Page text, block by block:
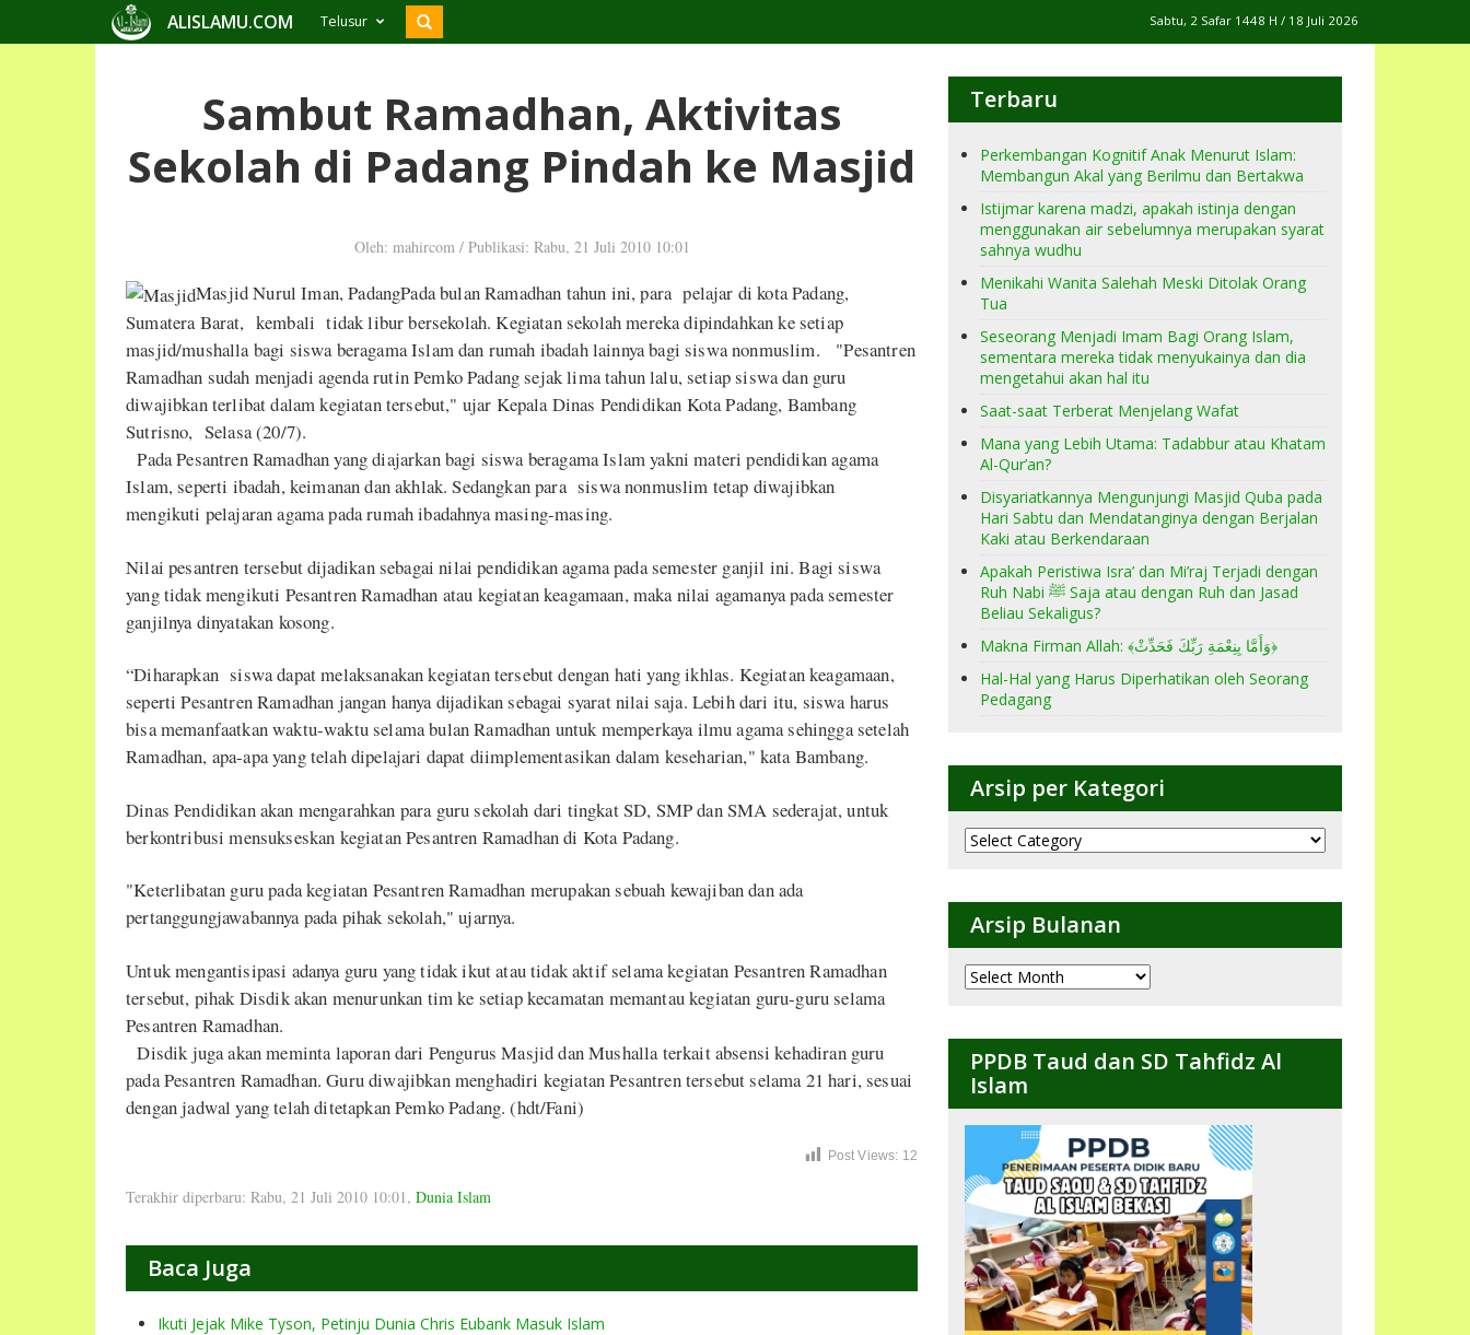
ALISLAMU.COM Telusur Sabtu, 2 Safar 1448 H / 18 Juli 2026
Sambut Ramadhan, Aktivitas
Sekolah di Padang Pindah ke Masjid
Oleh: mahircom / Publikasi: Rabu, 21 Juli 2010 10:01
Masjid Nurul Iman, PadangPada bulan Ramadhan tahun ini, para pelajar di kota Padang,
Sumatera Barat, kembali tidak libur bersekolah. Kegiatan sekolah mereka dipindahkan ke setiap
masjid/mushalla bagi siswa beragama Islam dan rumah ibadah lainnya bagi siswa nonmuslim. "Pesantren
Ramadhan sudah menjadi agenda rutin Pemko Padang sejak lima tahun lalu, setiap siswa dan guru
diwajibkan terlibat dalam kegiatan tersebut," ujar Kepala Dinas Pendidikan Kota Padang, Bambang
Sutrisno, Selasa (20/7).
Pada Pesantren Ramadhan yang diajarkan bagi siswa beragama Islam yakni materi pendidikan agama
Islam, seperti ibadah, keimanan dan akhlak. Sedangkan para siswa nonmuslim tetap diwajibkan
mengikuti pelajaran agama pada rumah ibadahnya masing-masing.
Nilai pesantren tersebut dijadikan sebagai nilai pendidikan agama pada semester ganjil ini. Bagi siswa
yang tidak mengikuti Pesantren Ramadhan atau kegiatan keagamaan, maka nilai agamanya pada semester
ganjilnya dinyatakan kosong.
“Diharapkan siswa dapat melaksanakan kegiatan tersebut dengan hati yang ikhlas. Kegiatan keagamaan,
seperti Pesantren Ramadhan jangan hanya dijadikan sebagai syarat nilai saja. Lebih dari itu, siswa harus
bisa memanfaatkan waktu-waktu selama bulan Ramadhan untuk memperkaya ilmu agama sehingga setelah
Ramadhan, apa-apa yang telah dipelajari dapat diimplementasikan dalam keseharian," kata Bambang.
Dinas Pendidikan akan mengarahkan para guru sekolah dari tingkat SD, SMP dan SMA sederajat, untuk
berkontribusi mensukseskan kegiatan Pesantren Ramadhan di Kota Padang.
"Keterlibatan guru pada kegiatan Pesantren Ramadhan merupakan sebuah kewajiban dan ada
pertanggungjawabannya pada pihak sekolah," ujarnya.
Untuk mengantisipasi adanya guru yang tidak ikut atau tidak aktif selama kegiatan Pesantren Ramadhan
tersebut, pihak Disdik akan menurunkan tim ke setiap kecamatan memantau kegiatan guru-guru selama
Pesantren Ramadhan.
Disdik juga akan meminta laporan dari Pengurus Masjid dan Mushalla terkait absensi kehadiran guru
pada Pesantren Ramadhan. Guru diwajibkan menghadiri kegiatan Pesantren tersebut selama 21 hari, sesuai
dengan jadwal yang telah ditetapkan Pemko Padang. (hdt/Fani)
Post Views: 12
Terakhir diperbaru: Rabu, 21 Juli 2010 10:01, Dunia Islam
Baca Juga
Ikuti Jejak Mike Tyson, Petinju Dunia Chris Eubank Masuk Islam
Terbaru
Perkembangan Kognitif Anak Menurut Islam:
Membangun Akal yang Berilmu dan Bertakwa
Istijmar karena madzi, apakah istinja dengan
menggunakan air sebelumnya merupakan syarat
sahnya wudhu
Menikahi Wanita Salehah Meski Ditolak Orang
Tua
Seseorang Menjadi Imam Bagi Orang Islam,
sementara mereka tidak menyukainya dan dia
mengetahui akan hal itu
Saat-saat Terberat Menjelang Wafat
Mana yang Lebih Utama: Tadabbur atau Khatam
Al-Qur’an?
Disyariatkannya Mengunjungi Masjid Quba pada
Hari Sabtu dan Mendatanginya dengan Berjalan
Kaki atau Berkendaraan
Apakah Peristiwa Isra’ dan Mi’raj Terjadi dengan
Ruh Nabi ﷺ Saja atau dengan Ruh dan Jasad
Beliau Sekaligus?
Makna Firman Allah: ﴾وَأَمَّا بِنِعْمَةِ رَبِّكَ فَحَدِّثْ﴿
Hal-Hal yang Harus Diperhatikan oleh Seorang
Pedagang
Arsip per Kategori
Arsip
per
Arsip Bulanan
Arsip
Bulanan
PPDB Taud dan SD Tahfidz Al
Islam